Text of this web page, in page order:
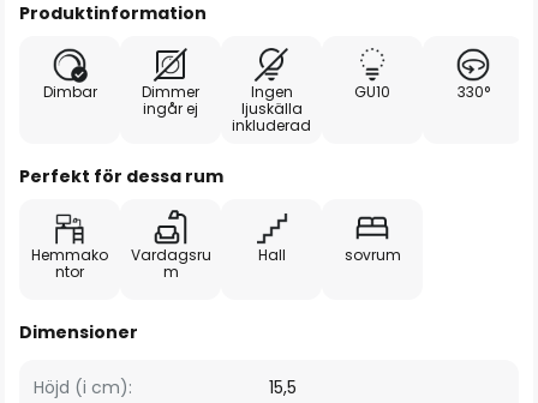
Produktinformation
Dimbar
Dimmer
ingår ej
Ingen
ljuskälla
inkluderad
GU10 330°
Perfekt för dessa rum
Hemmako
ntor
Vardagsru
m
Hall sovrum
Dimensioner
Höjd (i cm): 15,5